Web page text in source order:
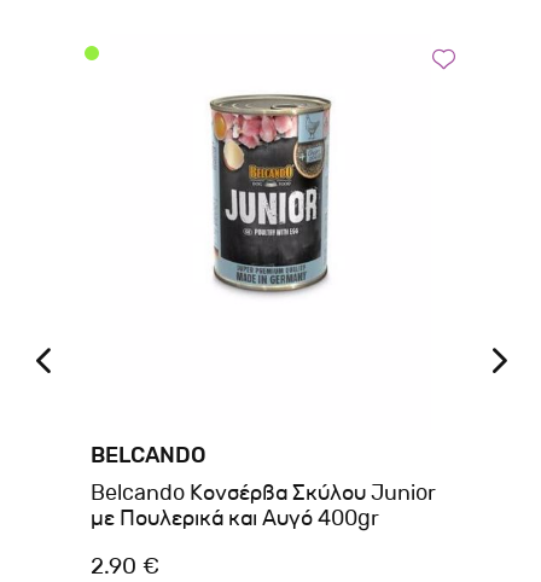
BELCANDO
Belcando Κονσέρβα Σκύλου Junior
με Πουλερικά και Αυγό 400gr
2.90 €